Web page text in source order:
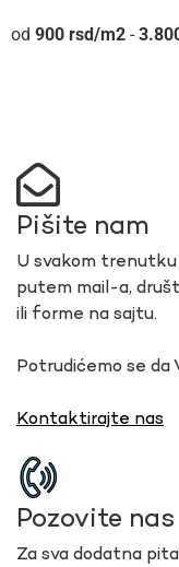
900 rsd -
Pišite nam
U svakom
putem mail-a,
ili forme na sajtu.
Potrudićemo se da
Kontaktirajte nas
Pozovite nas
Za sva dodatna